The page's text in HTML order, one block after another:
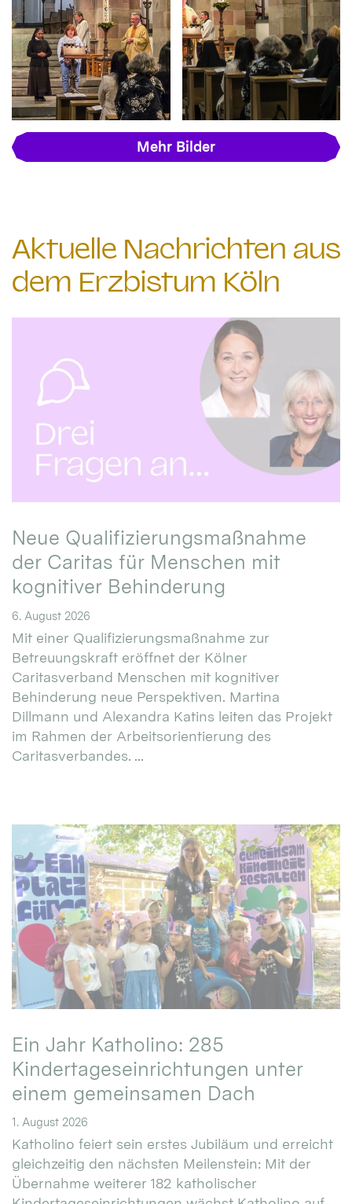
Mehr Bilder
Aktuelle Nachrichten aus
dem Erzbistum Köln
Neue Qualifizierungsmaßnahme
der Caritas für Menschen mit
kognitiver Behinderung
6. August 2026
Mit einer Qualifizierungsmaßnahme zur
Betreuungskraft eröffnet der Kölner
Caritasverband Menschen mit kognitiver
Behinderung neue Perspektiven. Martina
Dillmann und Alexandra Katins leiten das Projekt
im Rahmen der Arbeitsorientierung des
Caritasverbandes. ...
Ein Jahr Katholino: 285
Kindertageseinrichtungen unter
einem gemeinsamen Dach
1. August 2026
Katholino feiert sein erstes Jubiläum und erreicht
gleichzeitig den nächsten Meilenstein: Mit der
Übernahme weiterer 182 katholischer